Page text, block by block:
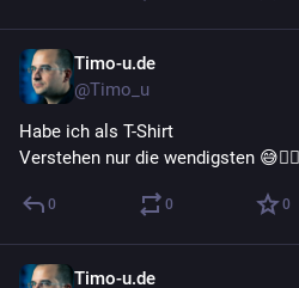
Timo-u.de
@Timo_u
Habe ich als T-Shirt
Verstehen nur die wendigsten 😅🤷‍♂️
0 0 0
Timo-u.de